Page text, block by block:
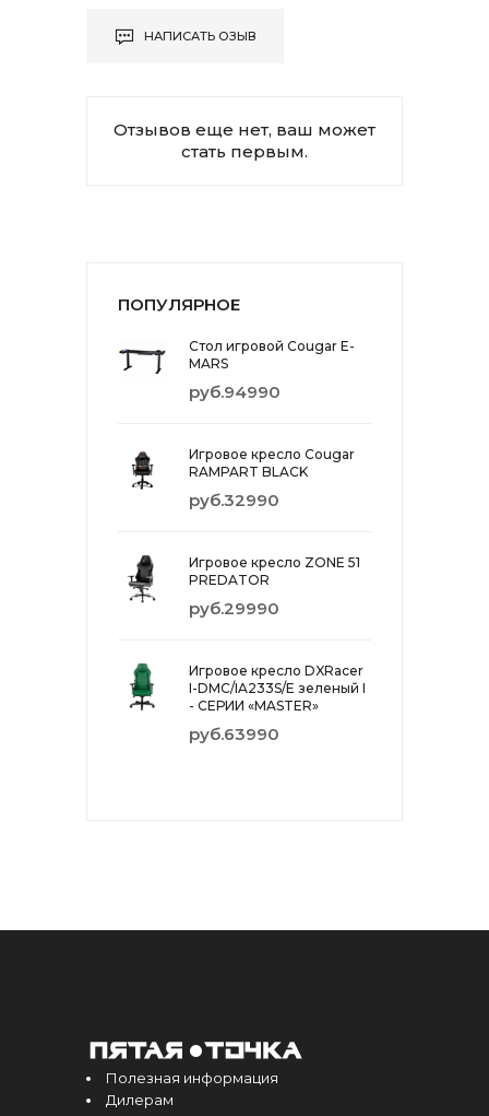
НАПИСАТЬ ОЗЫВ
Отзывов еще нет, ваш может
стать первым.
ПОПУЛЯРНОЕ
Стол игровой Cougar E-
MARS
руб.94990
Игровое кресло Cougar
RAMPART BLACK
руб.32990
Игровое кресло ZONE 51
PREDATOR
руб.29990
Игровое кресло DXRacer
I-DMC/IA233S/E зеленый I
- СЕРИИ «MASTER»
руб.63990
Полезная информация
Дилерам